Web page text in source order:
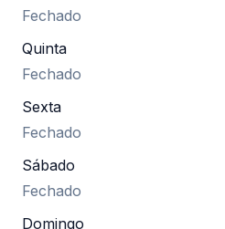
Fechado
Quinta
Fechado
Sexta
Fechado
Sábado
Fechado
Domingo